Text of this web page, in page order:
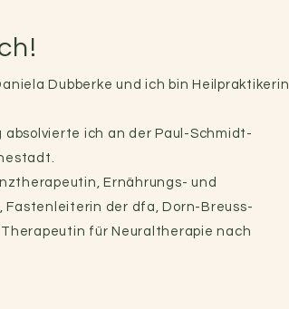
Dubberke und ich bin Heilpraktikerin
absolvierte ich an der Paul-Schmidt-
Ernährungs- und
Fastenleiterin der dfa, Dorn-Breuss-
für Neuraltherapie nach